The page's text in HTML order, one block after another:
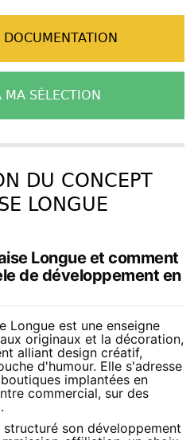
MA SÉLECTION
DU CONCEPT
LONGUE
Longue et comment
de développement en
Longue est une enseigne
originaux et la décoration,
alliant design créatif,
d'humour. Elle s'adresse
implantées en
commercial, sur des
structuré son développement